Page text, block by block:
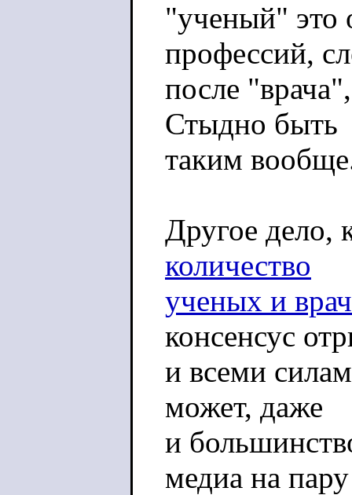
"ученый" это
профессий,
после
Стыдно быть
таким
Другое дело,
количество
ученых и
консенсус
и всеми
может, даже
и
медиа на